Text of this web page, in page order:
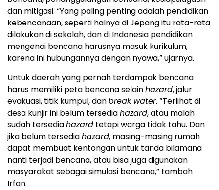
dan mitigasi. “Yang paling penting adalah pendidikan
kebencanaan, seperti halnya di Jepang itu rata-rata
dilakukan di sekolah, dan di Indonesia pendidikan
mengenai bencana harusnya masuk kurikulum,
karena ini hubungannya dengan nyawa,” ujarnya.
Untuk daerah yang pernah terdampak bencana
harus memiliki peta bencana selainhazard, jalur
evakuasi, titik kumpul, danbreak water. “Terlihat di
desa kunjir ini belum tersediahazard, atau malah
sudah tersediahazard tetapi warga tidak tahu. Dan
jika belum tersediahazard, masing-masing rumah
dapat membuat kentongan untuk tanda bilamana
nanti terjadi bencana, atau bisa juga digunakan
masyarakat sebagai simulasi bencana,” tambah
Irfan.